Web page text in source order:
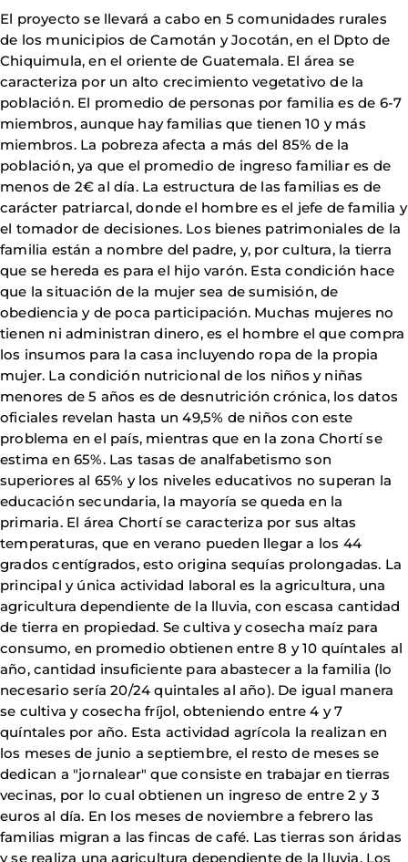
El proyecto se llevará a cabo en 5 comunidades rurales
de los municipios de Camotán y Jocotán, en el Dpto de
Chiquimula, en el oriente de Guatemala. El área se
caracteriza por un alto crecimiento vegetativo de la
población. El promedio de personas por familia es de 6-7
miembros, aunque hay familias que tienen 10 y más
miembros. La pobreza afecta a más del 85% de la
población, ya que el promedio de ingreso familiar es de
menos de 2€ al día. La estructura de las familias es de
carácter patriarcal, donde el hombre es el jefe de familia y
el tomador de decisiones. Los bienes patrimoniales de la
familia están a nombre del padre, y, por cultura, la tierra
que se hereda es para el hijo varón. Esta condición hace
que la situación de la mujer sea de sumisión, de
obediencia y de poca participación. Muchas mujeres no
tienen ni administran dinero, es el hombre el que compra
los insumos para la casa incluyendo ropa de la propia
mujer. La condición nutricional de los niños y niñas
menores de 5 años es de desnutrición crónica, los datos
oficiales revelan hasta un 49,5% de niños con este
problema en el país, mientras que en la zona Chortí se
estima en 65%. Las tasas de analfabetismo son
superiores al 65% y los niveles educativos no superan la
educación secundaria, la mayoría se queda en la
primaria. El área Chortí se caracteriza por sus altas
temperaturas, que en verano pueden llegar a los 44
grados centígrados, esto origina sequías prolongadas. La
principal y única actividad laboral es la agricultura, una
agricultura dependiente de la lluvia, con escasa cantidad
de tierra en propiedad. Se cultiva y cosecha maíz para
consumo, en promedio obtienen entre 8 y 10 quíntales al
año, cantidad insuficiente para abastecer a la familia (lo
necesario sería 20/24 quintales al año). De igual manera
se cultiva y cosecha fríjol, obteniendo entre 4 y 7
quíntales por año. Esta actividad agrícola la realizan en
los meses de junio a septiembre, el resto de meses se
dedican a "jornalear" que consiste en trabajar en tierras
vecinas, por lo cual obtienen un ingreso de entre 2 y 3
euros al día. En los meses de noviembre a febrero las
familias migran a las fincas de café. Las tierras son áridas
y se realiza una agricultura dependiente de la lluvia. Los